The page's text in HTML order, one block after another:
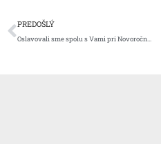
Prev
PREDOŠLÝ
Oslavovali sme spolu s Vami pri Novoročnej čaši vína